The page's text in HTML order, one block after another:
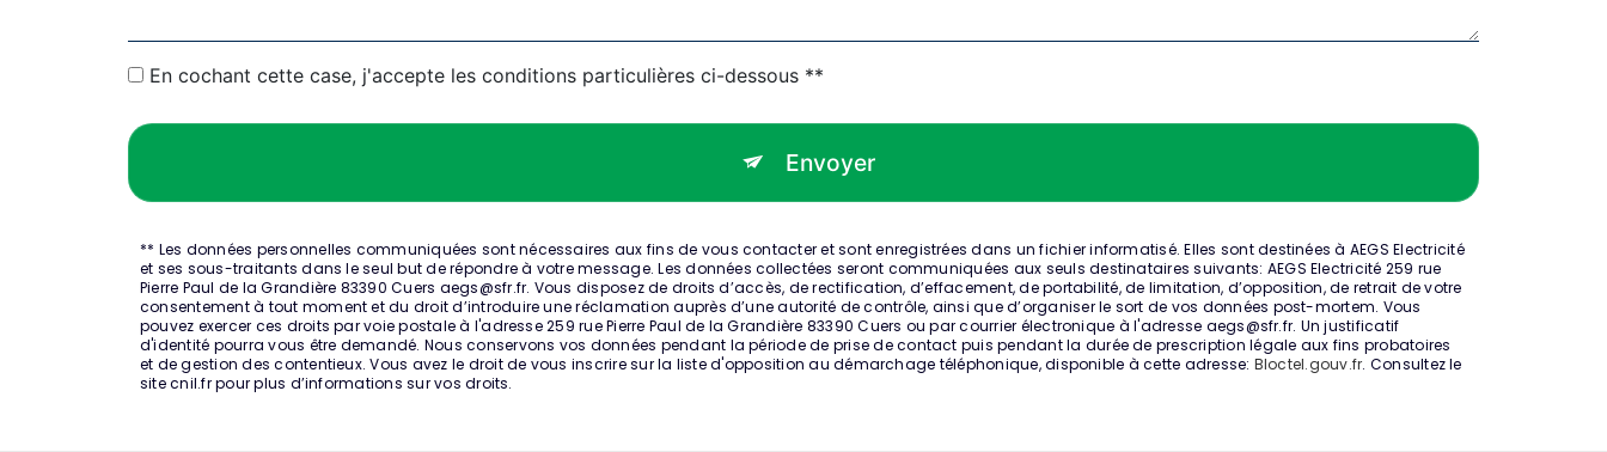
En cochant cette case, j'accepte les conditions particulières ci-dessous **
Envoyer
** Les données personnelles communiquées sont nécessaires aux fins de vous contacter et sont enregistrées dans un fichier informatisé. Elles sont destinées à AEGS Electricité
et ses sous-traitants dans le seul but de répondre à votre message. Les données collectées seront communiquées aux seuls destinataires suivants: AEGS Electricité 259 rue
Pierre Paul de la Grandière 83390 Cuers aegs@sfr.fr. Vous disposez de droits d’accès, de rectification, d’effacement, de portabilité, de limitation, d’opposition, de retrait de votre
consentement à tout moment et du droit d’introduire une réclamation auprès d’une autorité de contrôle, ainsi que d’organiser le sort de vos données post-mortem. Vous
pouvez exercer ces droits par voie postale à l'adresse 259 rue Pierre Paul de la Grandière 83390 Cuers ou par courrier électronique à l'adresse aegs@sfr.fr. Un justificatif
d'identité pourra vous être demandé. Nous conservons vos données pendant la période de prise de contact puis pendant la durée de prescription légale aux fins probatoires
et de gestion des contentieux. Vous avez le droit de vous inscrire sur la liste d'opposition au démarchage téléphonique, disponible à cette adresse: Bloctel.gouv.fr. Consultez le
site cnil.fr pour plus d’informations sur vos droits.